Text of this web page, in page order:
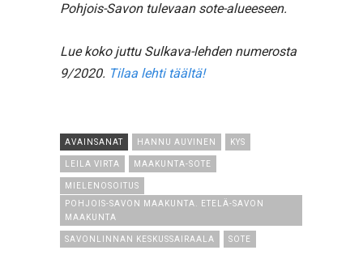
Pohjois-Savon tulevaan sote-alueeseen.
Lue koko juttu Sulkava-lehden numerosta
9/2020. Tilaa lehti täältä!
AVAINSANAT HANNU AUVINEN KYS
LEILA VIRTA MAAKUNTA-SOTE
MIELENOSOITUS
POHJOIS-SAVON MAAKUNTA. ETELÄ-SAVON
MAAKUNTA
SAVONLINNAN KESKUSSAIRAALA SOTE